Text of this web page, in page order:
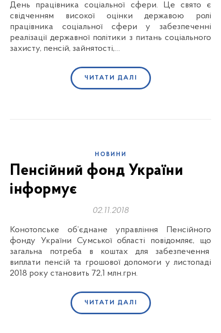
День працівника соціальної сфери. Це свято є
свідченням високої оцінки державою ролі
працівника соціальної сфери у забезпеченні
реалізації державної політики з питань соціального
захисту, пенсій, зайнятості,…
ЧИТАТИ ДАЛІ
НОВИНИ
Пенсійний фонд України
інформує
02.11.2018
Конотопське об’єднане управління Пенсійного
фонду України Сумської області повідомляє, що
загальна потреба в коштах для забезпечення
виплати пенсій та грошової допомоги у листопаді
2018 року становить 72,1 млн.грн.
ЧИТАТИ ДАЛІ